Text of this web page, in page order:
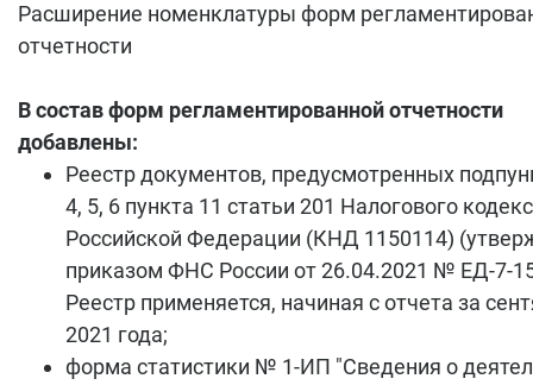
Расширение номенклатуры форм
отчетности
В состав форм регламентированной отчетности
добавлены:
Реестр документов, предусмотренных
4, 5, 6 пункта 11 статьи 201 Налогового
Российской Федерации (КНД 1150114)
приказом ФНС России от 26.04.2021 № ЕД-7-
Реестр применяется, начиная с отчета за
2021 года;
форма статистики № 1-ИП "Сведения о